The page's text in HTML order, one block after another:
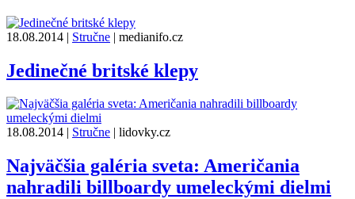
18.08.2014 | Stručne | medianifo.cz
Jedinečné britské klepy
18.08.2014 | Stručne | lidovky.cz
Najväčšia galéria sveta: Američania
nahradili billboardy umeleckými dielmi